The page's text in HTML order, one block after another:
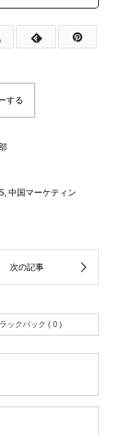
する
, 中国マーケティン
ラックバック ( 0 )